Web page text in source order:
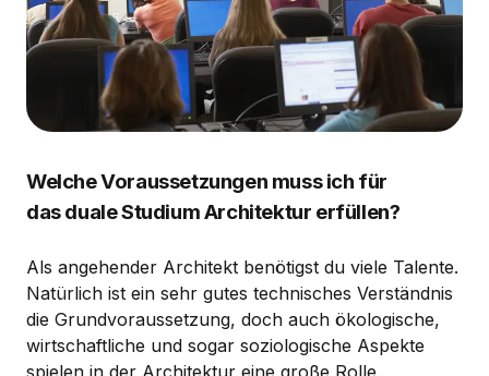
Welche Voraussetzungen muss ich für
das duale Studium Architektur erfüllen?
Als angehender Architekt benötigst du viele Talente.
Natürlich ist ein sehr gutes technisches Verständnis
die Grundvoraussetzung, doch auch ökologische,
wirtschaftliche und sogar soziologische Aspekte
spielen in der Architektur eine große Rolle.